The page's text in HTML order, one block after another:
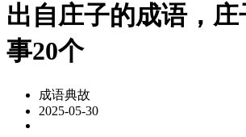
出自庄子的成语，
事20个
成语典故
2025-05-30